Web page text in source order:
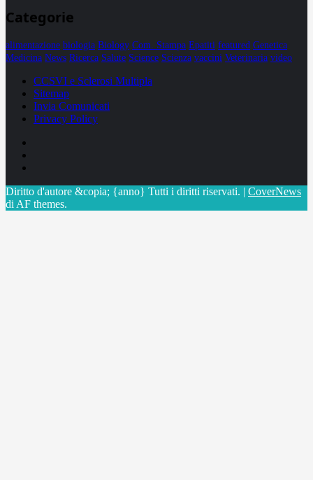
Categorie
alimentazione biologia Biology Com. Stampa Epatiti featured Genetica
Medicina News Ricerca Salute Science Scienza vaccini Veterinaria video
CCSVI e Sclerosi Multipla
Sitemap
Invia Comunicati
Privacy Policy
Diritto d'autore &copia; {anno} Tutti i diritti riservati. | CoverNews
di AF themes.